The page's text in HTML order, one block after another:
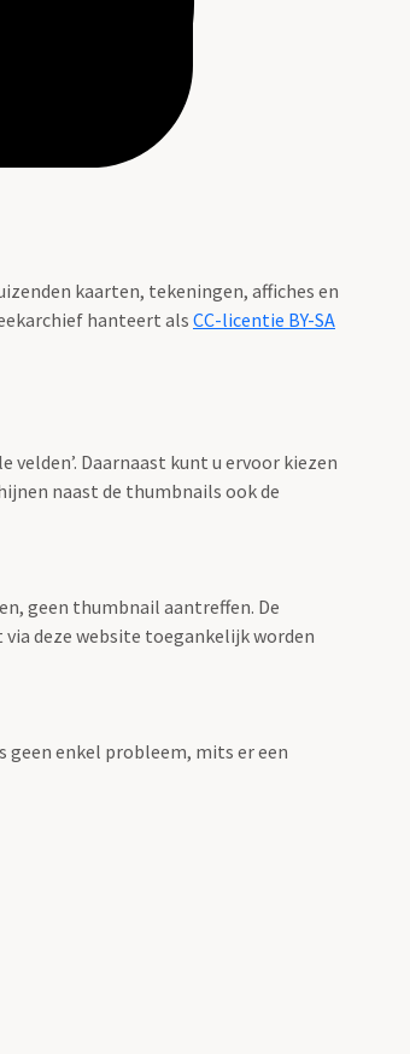
kaarten, tekeningen, affiches en
hanteert als CC-licentie BY-SA
Daarnaast kunt u ervoor kiezen
naast de thumbnails ook de
geen thumbnail aantreffen. De
deze website toegankelijk worden
geen enkel probleem, mits er een